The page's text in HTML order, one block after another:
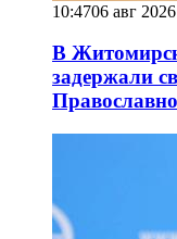
10:4706 авг 2026
В
задержали